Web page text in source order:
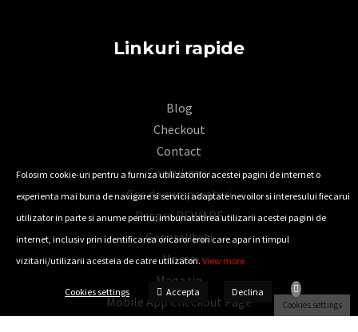
Linkuri rapide
Blog
Checkout
Contact
Contul meu
Cos de cumparaturi
Despre REWARE
Generalitati
Home
Magazin
Mobile App Checkout Page
Folosim cookie-uri pentru a furniza utilizatorilor acestei pagini de internet o
experienta mai buna de navigare si servicii adaptate nevoilor si interesului fiecarui
utilizator in parte si anume pentru: imbunatatirea utilizarii acestei pagini de
internet, inclusiv prin identificarea oricaror erori care apar in timpul
vizitarii/utilizarii acesteia de catre utilizatori. View more
Cookies settings Accepta Declina
Cookies settings